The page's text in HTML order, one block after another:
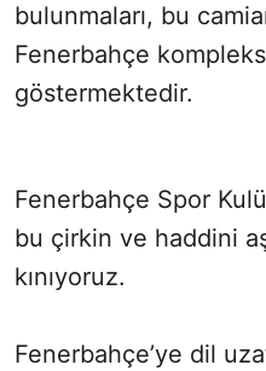
bulunmaları, bu
Fenerbahçe
göstermektedir.
Fenerbahçe Spor
bu çirkin ve haddini
kınıyoruz.
Fenerbahçe’ye dil